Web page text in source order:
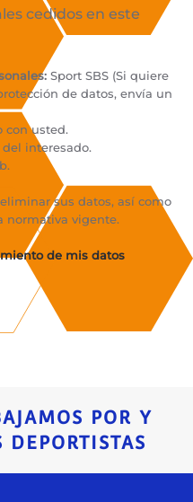
cedidos en este
Sport SBS (Si quiere
de datos, envía un
con usted.
interesado.
sus datos, así como
normativa vigente.
de mis datos
POR Y
DEPORTISTAS